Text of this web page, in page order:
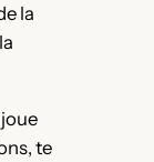
la
te